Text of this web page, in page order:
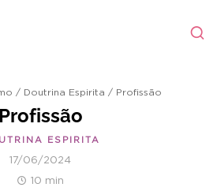
/ Doutrina Espirita / Profissão
Profissão
ESPIRITA
17/06/2024
10 min